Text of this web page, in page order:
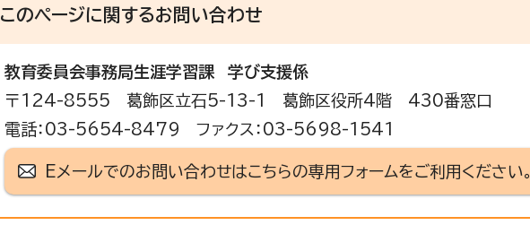
このページに関するお問い合わせ
教育委員会事務局生涯学習課
学び支援係
〒124-8555 葛飾区立石5-13-1 葛飾区役所4階 430番窓口
電話：03-5654-8479 ファクス：03-5698-1541
Eメールでのお問い合わせはこちらの専用フォームをご利用ください。